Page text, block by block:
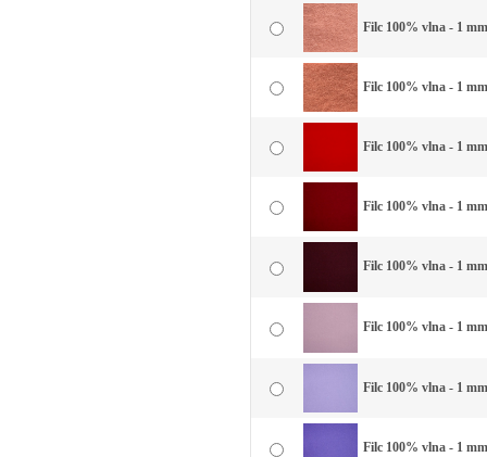
Filc 100% vlna - 1
Filc 100% vlna - 1
Filc 100% vlna - 1
Filc 100% vlna - 1
Filc 100% vlna - 1
Filc 100% vlna - 1
Filc 100% vlna - 1
Filc 100% vlna - 1